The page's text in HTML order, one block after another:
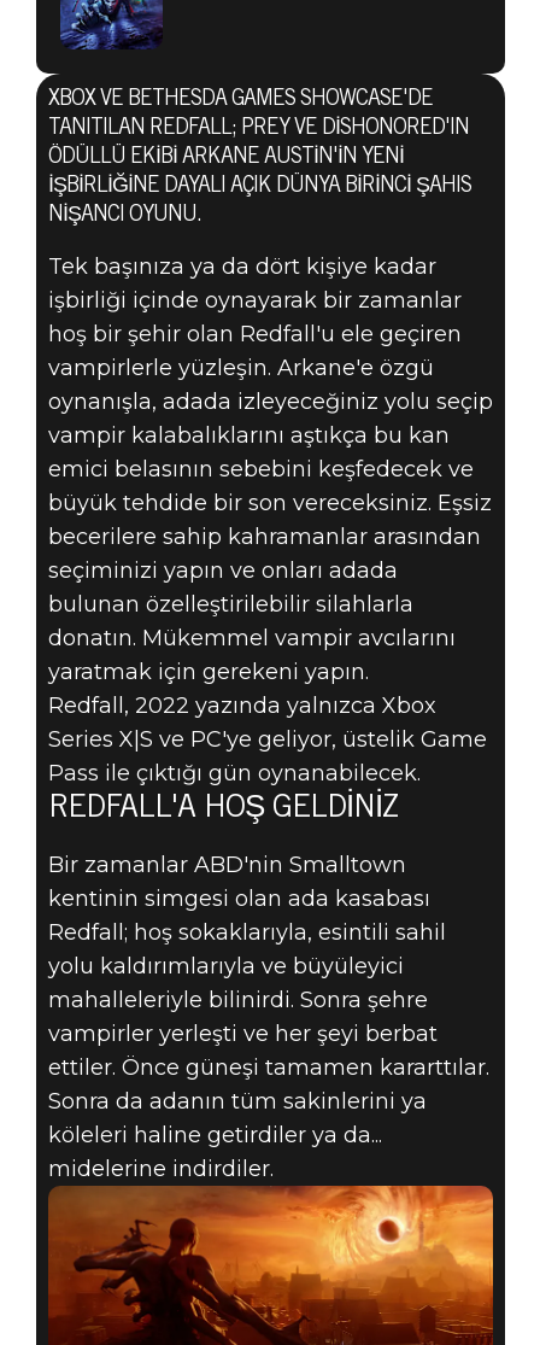
13 Haziran 2021
REDFALL RESMI
TANITIMI
XBOX VE BETHESDA GAMES SHOWCASE'DE
TANITILAN REDFALL; PREY VE DISHONORED'IN
ÖDÜLLÜ EKIBI ARKANE AUSTIN'IN YENI
IŞBIRLIĞINE DAYALI AÇIK DÜNYA BIRINCI ŞAHIS
NIŞANCI OYUNU.
Tek başınıza ya da dört kişiye kadar
işbirliği içinde oynayarak bir zamanlar
hoş bir şehir olan Redfall'u ele geçiren
vampirlerle yüzleşin. Arkane'e özgü
oynanışla, adada izleyeceğiniz yolu seçip
vampir kalabalıklarını aştıkça bu kan
emici belasının sebebini keşfedecek ve
büyük tehdide bir son vereceksiniz. Eşsiz
becerilere sahip kahramanlar arasından
seçiminizi yapın ve onları adada
bulunan özelleştirilebilir silahlarla
donatın. Mükemmel vampir avcılarını
yaratmak için gerekeni yapın.
Redfall, 2022 yazında yalnızca Xbox
Series X|S ve PC'ye geliyor, üstelik Game
Pass ile çıktığı gün oynanabilecek.
REDFALL'A HOŞ GELDINIZ
Bir zamanlar ABD'nin Smalltown
kentinin simgesi olan ada kasabası
Redfall; hoş sokaklarıyla, esintili sahil
yolu kaldırımlarıyla ve büyüleyici
mahalleleriyle bilinirdi. Sonra şehre
vampirler yerleşti ve her şeyi berbat
ettiler. Önce güneşi tamamen kararttılar.
Sonra da adanın tüm sakinlerini ya
köleleri haline getirdiler ya da...
midelerine indirdiler.